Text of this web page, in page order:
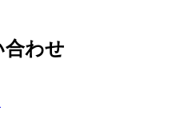
合わせ